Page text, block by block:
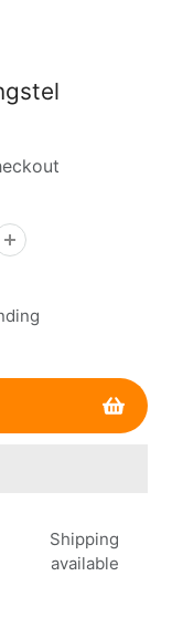
Shipping
available